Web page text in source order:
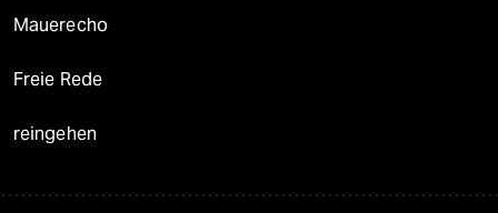
Mauerecho
Freie Rede
reingehen